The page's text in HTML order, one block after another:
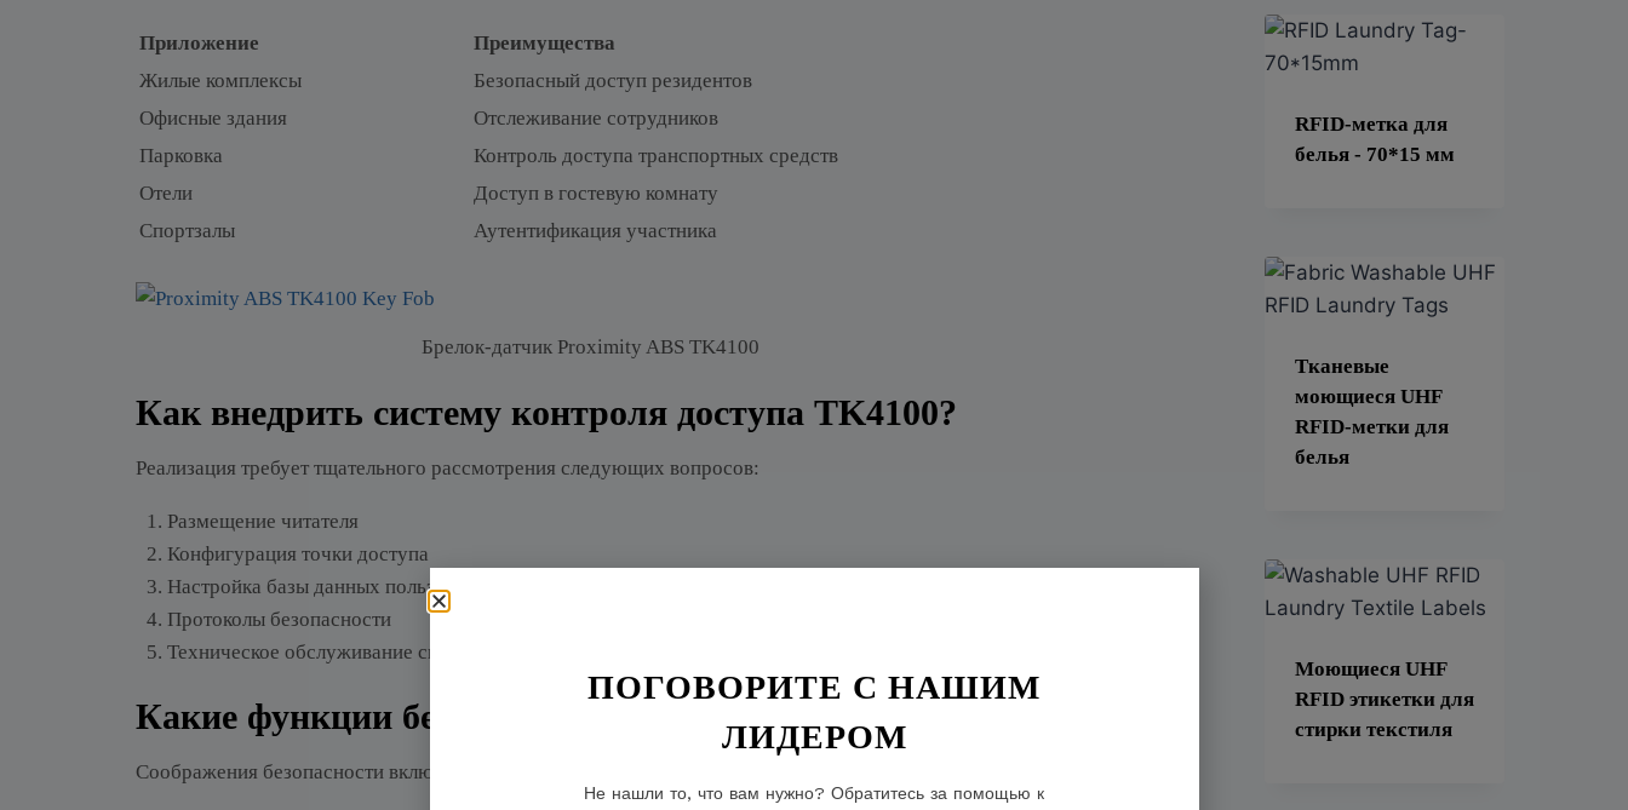
Приложение
Преимущества
Жилые комплексы
Безопасный доступ резидентов
Офисные здания
Отслеживание сотрудников
Парковка
Контроль доступа транспортных средств
Отели
Доступ в гостевую комнату
Спортзалы
Аутентификация участника
Брелок-датчик Proximity ABS TK4100
Как внедрить систему контроля доступа TK4100?
Реализация требует тщательного рассмотрения следующих вопросов:
Размещение читателя
Конфигурация точки доступа
Настройка базы данных пользователей
Протоколы безопасности
Техническое обслуживание системы
Какие функции безопасности следует учитывать?
Соображения безопасности включают в себя:
RFID-метка для
белья - 70*15 мм
Тканевые
моющиеся UHF
RFID-метки для
белья
Моющиеся UHF
RFID этикетки для
стирки текстиля
ПОГОВОРИТЕ С НАШИМ
ЛИДЕРОМ
Не нашли то, что вам нужно? Обратитесь за помощью к